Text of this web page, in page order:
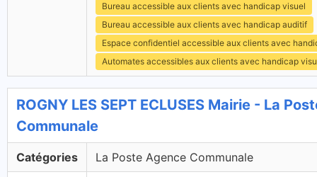
Bureau accessible aux clients avec handicap visuel
Bureau accessible aux clients avec handicap auditif
Espace confidentiel accessible aux clients avec
Automates accessibles aux clients avec handicap
ROGNY LES SEPT ECLUSES Mairie - La
Communale
Catégories La Poste Agence Communale